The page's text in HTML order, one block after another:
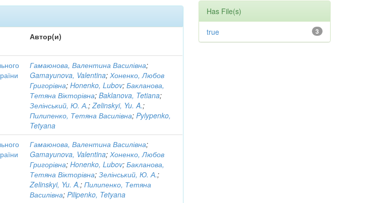
Автор(и)
Гамаюнова, Валентина Василівна;
Gamayunova, Valentina;Хоненко, Любов
Григорівна;Honenko, Lubov;Бакланова,
Тетяна Вікторівна;Baklanova, Tetiana;
Зелінський, Ю. А.;Zelinskyi, Yu. A.;
Пилипенко, Тетяна Василівна;Pylypenko,
Tetyana
Гамаюнова, Валентина Василівна;
Gamayunova, Valentina;Хоненко, Любов
Григорівна;Honenko, Lubov;Бакланова,
Тетяна Вікторівна;Зелінський, Ю. А.;
Zelinskyi, Yu. A.;Пилипенко, Тетяна
Василівна;Pilipenko, Tetyana
Has File(s)
3
true